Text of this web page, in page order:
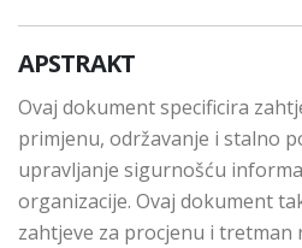
APSTRAKT
Ovaj dokument specificira
primjenu, održavanje i stalno
upravljanje sigurnošću
organizacije. Ovaj dokument
zahtjeve za procjenu i tretman